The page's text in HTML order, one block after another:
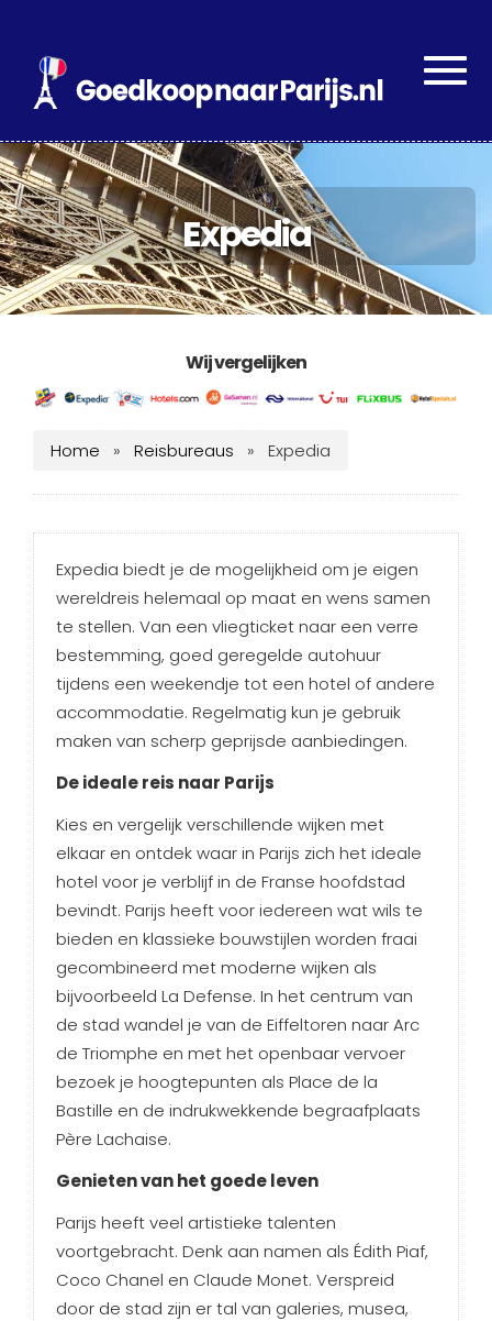
Expedia
Wij vergelijken
Home » Reisbureaus » Expedia
Expedia biedt je de mogelijkheid om je eigen
wereldreis helemaal op maat en wens samen
te stellen. Van een vliegticket naar een verre
bestemming, goed geregelde autohuur
tijdens een weekendje tot een hotel of andere
accommodatie. Regelmatig kun je gebruik
maken van scherp geprijsde aanbiedingen.
De ideale reis naar Parijs
Kies en vergelijk verschillende wijken met
elkaar en ontdek waar in Parijs zich het ideale
hotel voor je verblijf in de Franse hoofdstad
bevindt. Parijs heeft voor iedereen wat wils te
bieden en klassieke bouwstijlen worden fraai
gecombineerd met moderne wijken als
bijvoorbeeld La Defense. In het centrum van
de stad wandel je van de Eiffeltoren naar Arc
de Triomphe en met het openbaar vervoer
bezoek je hoogtepunten als Place de la
Bastille en de indrukwekkende begraafplaats
Père Lachaise.
Genieten van het goede leven
Parijs heeft veel artistieke talenten
voortgebracht. Denk aan namen als Édith Piaf,
Coco Chanel en Claude Monet. Verspreid
door de stad zijn er tal van galeries, musea,